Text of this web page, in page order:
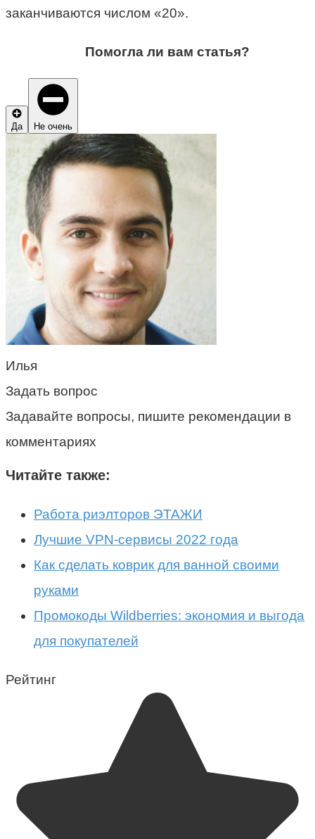
заканчиваются числом «20».
Помогла ли вам статья?
Да Не очень
Илья
Задать вопрос
Задавайте вопросы, пишите рекомендации в
комментариях
Читайте также:
Работа риэлторов ЭТАЖИ
Лучшие VPN-сервисы 2022 года
Как сделать коврик для ванной своими
руками
Промокоды Wildberries: экономия и выгода
для покупателей
Рейтинг